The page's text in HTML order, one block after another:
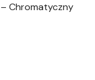
Chromatyczny